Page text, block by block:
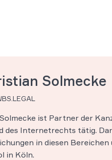
Solmecke
ist Partner der
des Internetrechts tätig.
in diesen
in Köln.